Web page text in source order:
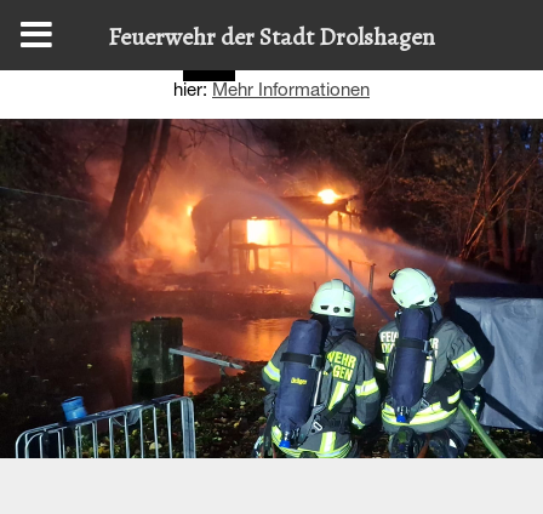
Diese Website nutzt Cookies, um bestmögliche Funktionalität
hier: Mehr Informationen
Feuerwehr der Stadt Drolshagen